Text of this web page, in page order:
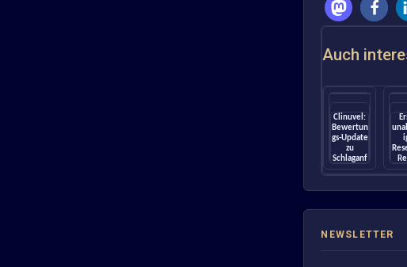
Auch
Clinuvel:
Bewertun
gs-Update
zu
Schlaganf
all & DNA
(SeekingA
NEWSLETTER